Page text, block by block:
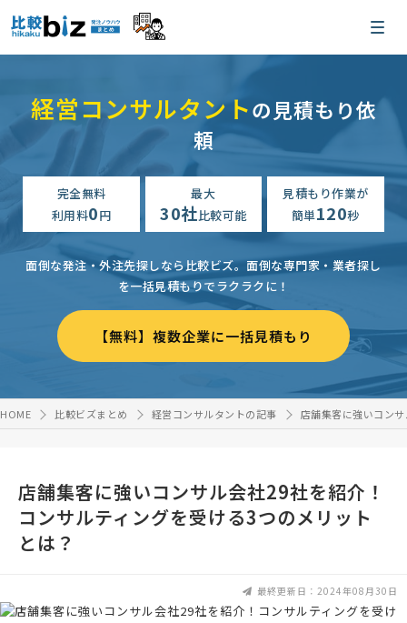
経営コンサルタントの見積もり依
頼
完全無料
利用料0円
最大
30社比較可能
見積もり作業が
簡単120秒
面倒な発注・外注先探しなら比較ビズ。面倒な専門家・業者探し
を一括見積もりでラクラクに！
【無料】複数企業に一括見積もり
HOME 比較ビズまとめ 経営コンサルタントの記事 店舗集客に強いコン
店舗集客に強いコンサル会社29社を紹介！
コンサルティングを受ける3つのメリット
とは？
最終更新日：2024年08月30日